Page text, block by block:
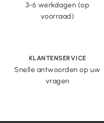
3-6 werkdagen (op
voorraad)
KLANTENSERVICE
Snelle antwoorden op uw
vragen